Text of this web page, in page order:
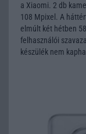
a Xiaomi. 2 db
108 Mpixel. A
elmúlt két hétben
felhasználói
készülék nem